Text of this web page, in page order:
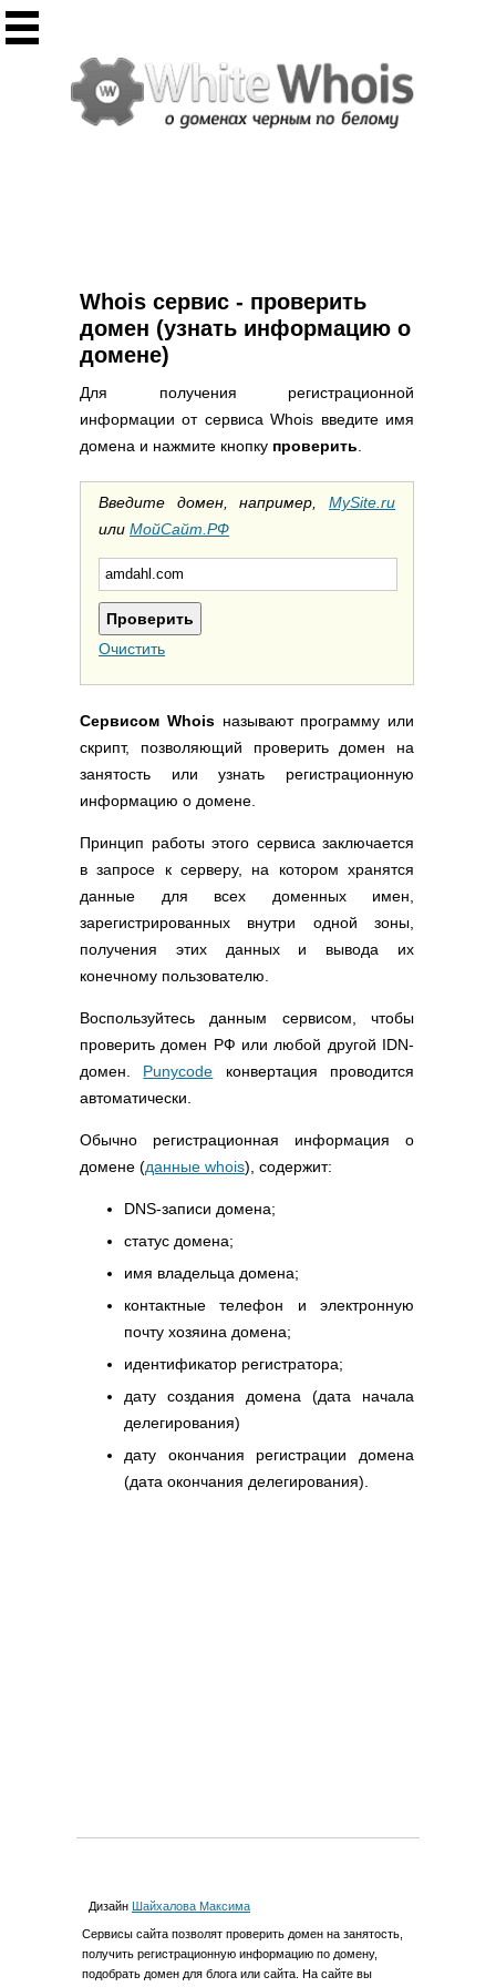
Инструменты
Массовый Whois
Регистрация домена
CHMOD калькулятор
Полезное
Новости о доменах
Статьи о доменах
Полезные ссылки
Словари и списки
Программы
Whois сервис - проверить
домен (узнать информацию о
домене)
Для получения регистрационной
информации от сервиса Whois введите имя
домена и нажмите кнопку проверить
Введите домен, например, MySite.ru
или МойСайт.РФ
Очистить
Сервисом Whoisназывают программу или
скрипт, позволяющий проверить домен на
занятость или узнать регистрационную
информацию о домене.
Принцип работы этого сервиса заключается
в запросе к серверу, на котором хранятся
данные для всех доменных имен,
зарегистрированных внутри одной зоны,
получения этих данных и вывода их
конечному пользователю.
Воспользуйтесь данным сервисом, чтобы
проверить домен РФ или любой другой IDN-
домен. Punycode конвертация проводится
автоматически.
Обычно регистрационная информация о
домене (данные whois), содержит:
DNS-записи домена;
статус домена;
имя владельца домена;
контактные телефон и электронную
почту хозяина домена;
идентификатор регистратора;
дату создания домена (дата начала
делегирования)
дату окончания регистрации домена
(дата окончания делегирования).
Дизайн Шайхалова Максима
Cервиcы сайта позволят проверить домен на занятость,
получить регистрационную информацию по домену,
подобрать домен для блога или сайта. На сайте вы